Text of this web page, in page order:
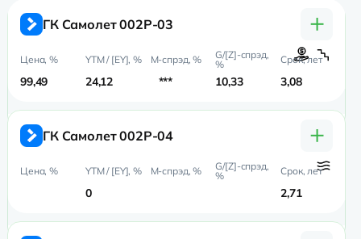
ГК Самолет 002P-03 +
99,49 24,12 *** 10,33 3,08
ГК Самолет 002P-04 +
0 2,71